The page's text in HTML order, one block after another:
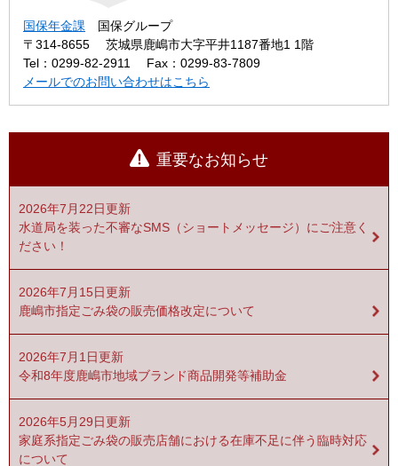
国保年金課
国保グループ
〒314-8655
茨城県鹿嶋市大字平井1187番地1 1階
Tel：0299-82-2911
Fax：0299-83-7809
メールでのお問い合わせはこちら
重要なお知らせ
2026年7月22日更新
水道局を装った不審なSMS（ショートメッセージ）にご注意く
ださい！
2026年7月15日更新
鹿嶋市指定ごみ袋の販売価格改定について
2026年7月1日更新
令和8年度鹿嶋市地域ブランド商品開発等補助金
2026年5月29日更新
家庭系指定ごみ袋の販売店舗における在庫不足に伴う臨時対応
について